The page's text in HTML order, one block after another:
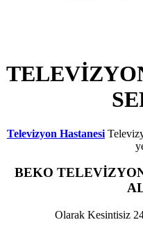
Televizyon Hastanesi
BEKO
Olarak Kesintisiz